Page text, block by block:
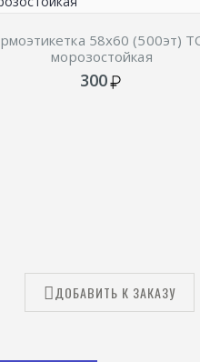
58х60 (500эт)
морозостойкая
300
ДОБАВИТЬ К ЗАКАЗУ